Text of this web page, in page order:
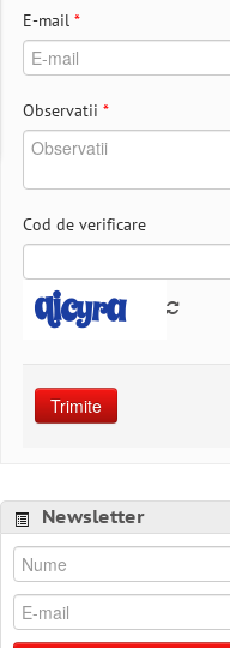
E-mail *
Observatii *
Cod de verificare
Trimite
Newsletter